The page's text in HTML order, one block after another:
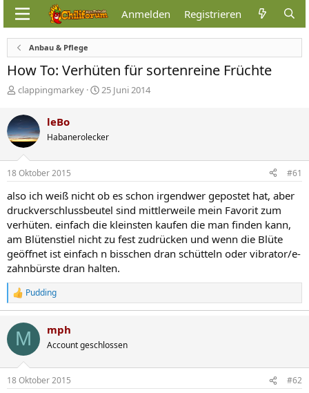
Anmelden Registrieren
Anbau & Pflege
How To: Verhüten für sortenreine Früchte
E
s
t
e
l
l
e
clappingmarkey
E
e
l
m
25 Juni 2014
leBo
Habanerolecker
18 Oktober 2015 #61
also ich weiß nicht ob es schon irgendwer gepostet hat, aber
druckverschlussbeutel sind mittlerweile mein Favorit zum
verhüten. einfach die kleinsten kaufen die man finden kann,
am Blütenstiel nicht zu fest zudrücken und wenn die Blüte
geöffnet ist einfach n bisschen dran schütteln oder vibrator/e-
zahnbürste dran halten.
R
e
k
i
e
Pudding
M mph
Account geschlossen
18 Oktober 2015 #62